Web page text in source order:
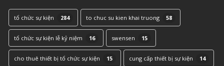
tổ chức sự kiện 284 to chuc su kien khai truong 58
tổ chức sự kiện lễ kỷ niệm 16 swensen 15
cho thuê thiết bị tổ chức sự kiện 15 cung cấp thiết bị sự kiện 14